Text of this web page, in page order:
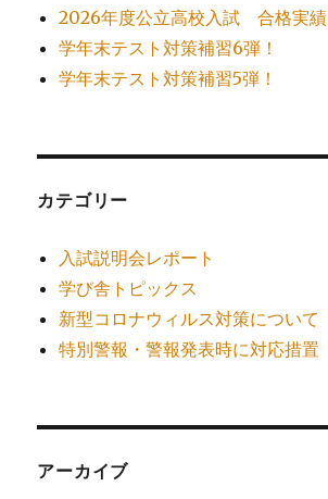
2026年度公立高校入試 合格実績
学年末テスト対策補習6弾！
学年末テスト対策補習5弾！
カテゴリー
入試説明会レポート
学び舎トピックス
新型コロナウィルス対策について
特別警報・警報発表時に対応措置
アーカイブ